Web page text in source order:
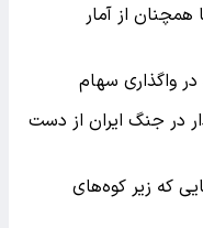
از آمار
واگذاری سهام
در جنگ ایران از دست
که زیر کوه‌های